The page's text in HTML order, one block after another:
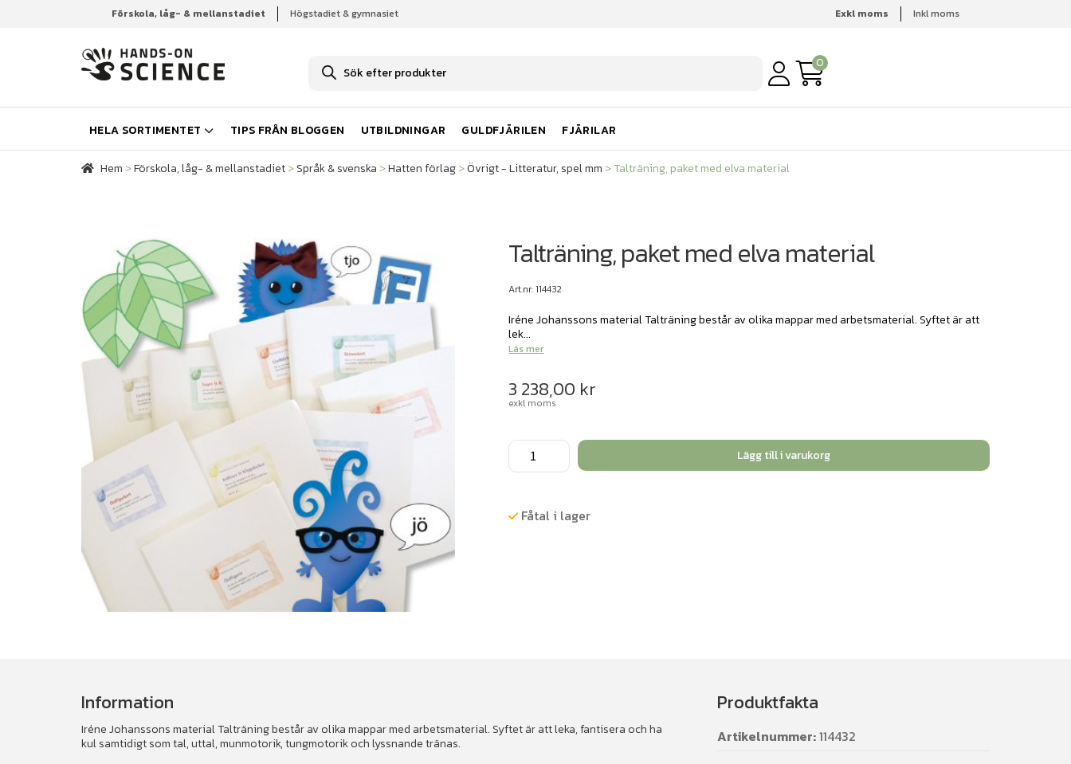
Förskola, låg- & mellanstadiet Högstadiet & gymnasiet Exkl moms Inkl moms
u
k
t
s
ö
k
0
HELA SORTIMENTET TIPS FRÅN BLOGGEN UTBILDNINGAR GULDFJÄRILEN FJÄRILAR
Hem Förskola, låg- & mellanstadiet Språk & svenska Hatten förlag
Hem >Förskola, låg- & mellanstadiet>Språk & svenska >Hatten förlag>Övrigt - Litteratur, spel mm >Talträning, paket med elva material
Talträning, paket med elva material
Art.nr: 114432
Iréne Johanssons material Talträning består av olika mappar med arbetsmaterial. Syftet är att
lek...
Läs mer
3 238,00 kr
exkl moms
Talträning,
paket
elva
Lägg till i varukorg
Fåtal i lager
Information
Iréne Johanssons material Talträning består av olika mappar med arbetsmaterial. Syftet är att leka, fantisera och ha
kul samtidigt som tal, uttal, munmotorik, tungmotorik och lyssnande tränas.
Produktfakta
Artikelnummer:114432